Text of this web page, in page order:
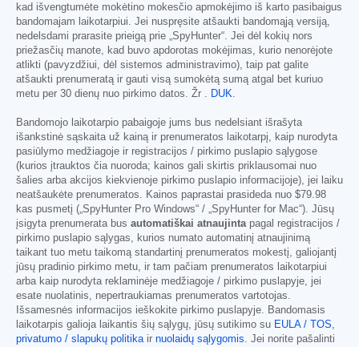
kad išvengtumėte mokėtino mokesčio apmokėjimo iš karto pasibaigus
bandomajam laikotarpiui. Jei nuspręsite atšaukti bandomąją versiją,
nedelsdami prarasite prieigą prie „SpyHunter“. Jei dėl kokių nors
priežasčių manote, kad buvo apdorotas mokėjimas, kurio nenorėjote
atlikti (pavyzdžiui, dėl sistemos administravimo), taip pat galite
atšaukti prenumeratą ir gauti visą sumokėtą sumą atgal bet kuriuo
metu per 30 dienų nuo pirkimo datos. Žr . DUK.
Bandomojo laikotarpio pabaigoje jums bus nedelsiant išrašyta
išankstinė sąskaita už kainą ir prenumeratos laikotarpį, kaip nurodyta
pasiūlymo medžiagoje ir registracijos / pirkimo puslapio sąlygose
(kurios įtrauktos čia nuoroda; kainos gali skirtis priklausomai nuo
šalies arba akcijos kiekvienoje pirkimo puslapio informacijoje), jei laiku
neatšaukėte prenumeratos. Kainos paprastai prasideda nuo $79.98
kas pusmetį („SpyHunter Pro Windows“ / „SpyHunter for Mac“). Jūsų
įsigyta prenumerata bus automatiškai atnaujintapagal registracijos /
pirkimo puslapio sąlygas, kurios numato automatinį atnaujinimą
taikant tuo metu taikomą standartinį prenumeratos mokestį, galiojantį
jūsų pradinio pirkimo metu, ir tam pačiam prenumeratos laikotarpiui
arba kaip nurodyta reklaminėje medžiagoje / pirkimo puslapyje, jei
esate nuolatinis, nepertraukiamas prenumeratos vartotojas.
Išsamesnės informacijos ieškokite pirkimo puslapyje. Bandomasis
laikotarpis galioja laikantis šių sąlygų, jūsų sutikimo su EULA / TOS,
privatumo / slapukų politikair nuolaidų sąlygomis. Jei norite pašalinti